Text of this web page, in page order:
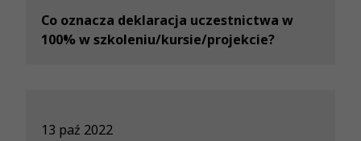
Co oznacza deklaracja uczestnictwa w
100% w szkoleniu/kursie/projekcie?
13 paź 2022